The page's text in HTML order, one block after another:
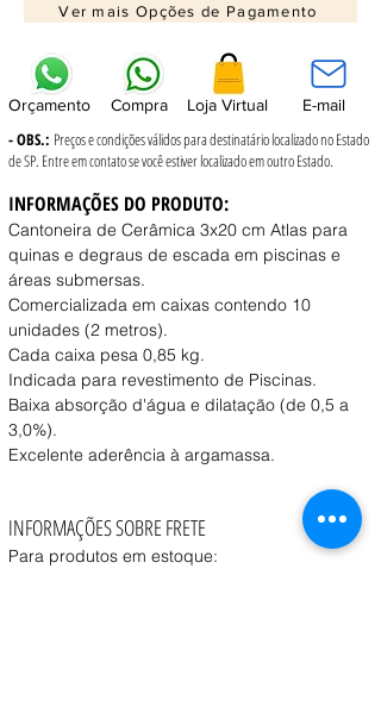
Ver mais Opções de Pagamento
Orçamento Compra Loja Virtual E-mail
- OBS.: Preços e condições válidos para destinatário localizado no Estado
de SP. Entre em contato se você estiver localizado em outro Estado.
INFORMAÇÕES DO PRODUTO:
Cantoneira de Cerâmica 3x20 cm Atlas para
quinas e degraus de escada em piscinas e
áreas submersas.
Comercializada em caixas contendo 10
unidades (2 metros).
Cada caixa pesa 0,85 kg.
Indicada para revestimento de Piscinas.
Baixa absorção d'água e dilatação (de 0,5 a
3,0%).
Excelente aderência à argamassa.
INFORMAÇÕES SOBRE FRETE
Para produtos em estoque: